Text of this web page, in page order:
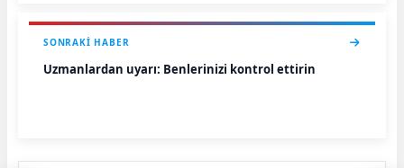
SONRAKI HABER
Uzmanlardan uyarı: Benlerinizi kontrol ettirin